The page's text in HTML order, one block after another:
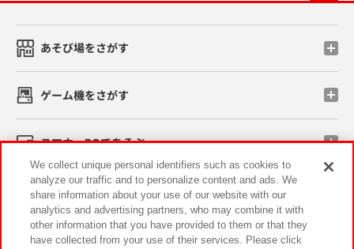
あそび場をさがす
ゲーム機をさがす
スマホ・PCであそぶ
イベント・キャンペーン
We collect unique personal identifiers such as cookies to
analyze our traffic and to personalize content and ads. We
share information about your use of our website with our
analytics and advertising partners, who may combine it with
other information that you have provided to them or that they
have collected from your use of their services. Please click